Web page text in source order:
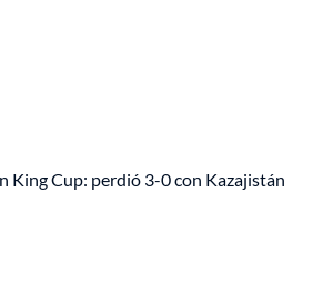
King Cup: perdió 3-0 con Kazajistán